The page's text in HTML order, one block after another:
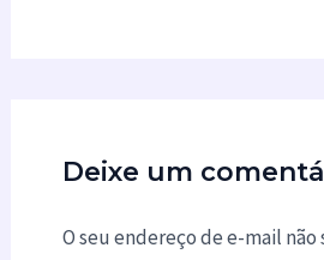
Deixe um
O seu endereço de e-mail